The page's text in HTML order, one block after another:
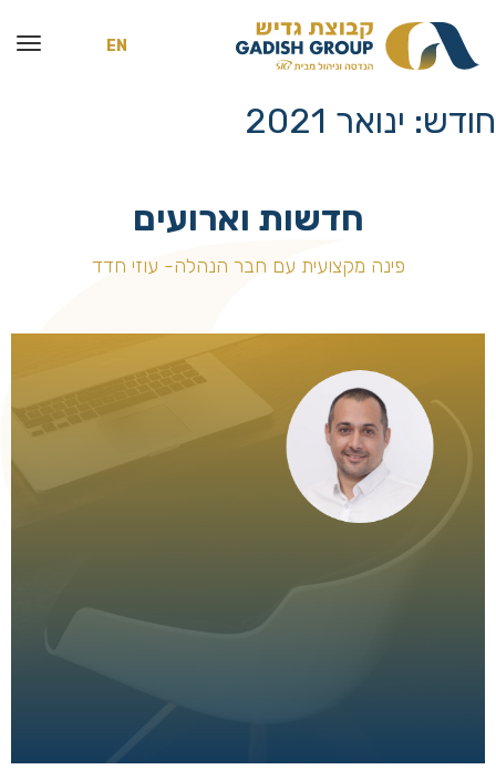
EN
חודש: ינואר 2021
חדשות וארועים
פינה מקצועית עם חבר הנהלה- עוזי חדד